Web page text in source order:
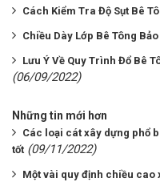
Cách Kiểm Tra Độ Sụt Bê
Chiều Dày Lớp Bê Tông
Lưu Ý Về Quy Trình Đổ Bê
(06/09/2022)
Những tin mới hơn
Các loại cát xây dựng phổ
tốt (09/11/2022)
Một vài quy định chiều cao